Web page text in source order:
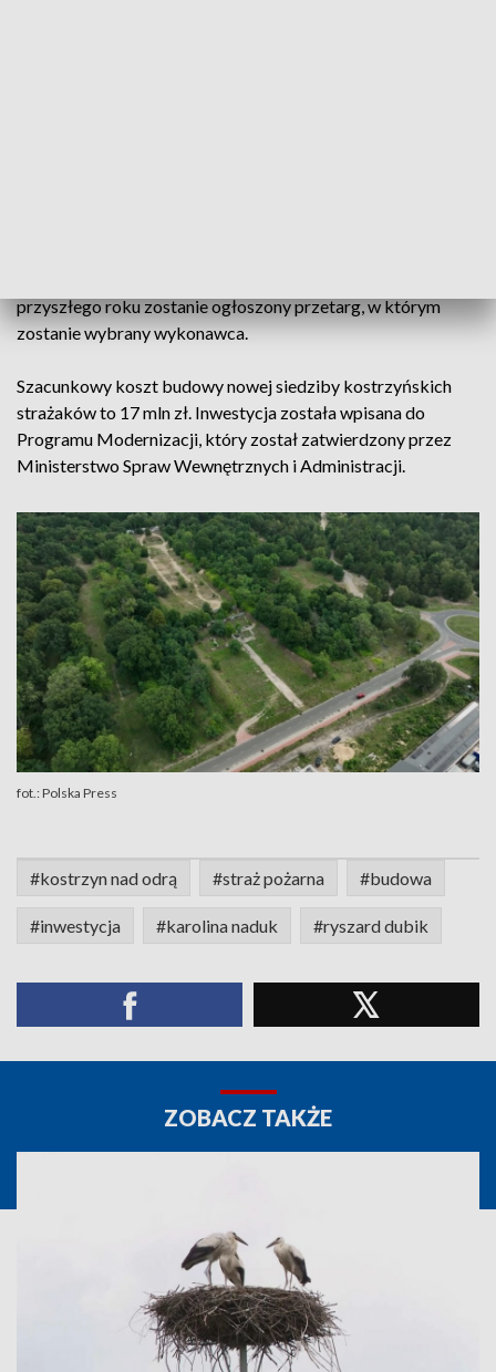
przyszłego roku zostanie ogłoszony przetarg, w którym
zostanie wybrany wykonawca.
Szacunkowy koszt budowy nowej siedziby kostrzyńskich
strażaków to 17 mln zł. Inwestycja została wpisana do
Programu Modernizacji, który został zatwierdzony przez
Ministerstwo Spraw Wewnętrznych i Administracji.
fot.: Polska Press
#kostrzyn nad odrą #straż pożarna #budowa
#inwestycja #karolina naduk #ryszard dubik
ZOBACZ TAKŻE